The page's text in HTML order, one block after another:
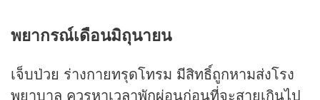
พยากรณ์เดือนมิถุนายน
เจ็บป่วย ร่างกายทรุดโทรม มีสิทธิ์ถูกหามส่งโรง
พยาบาล ควรหาเวลาพักผ่อนก่อนที่จะสายเกินไป